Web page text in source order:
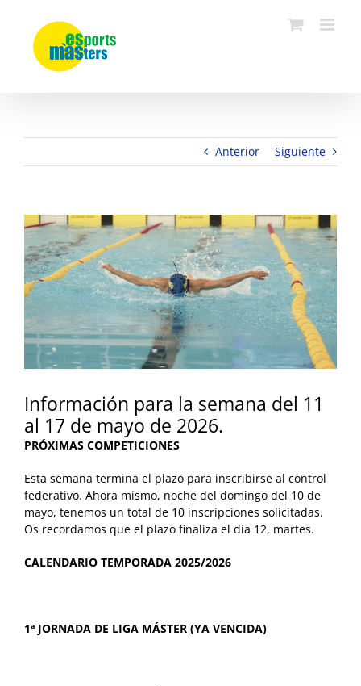
contenido
Anterior Siguiente
Información para la semana del 11
al 17 de mayo de 2026.
PRÓXIMAS COMPETICIONES
Esta semana termina el plazo para inscribirse al control
federativo. Ahora mismo, noche del domingo del 10 de
mayo, tenemos un total de 10 inscripciones solicitadas.
Os recordamos que el plazo finaliza el día 12, martes.
CALENDARIO TEMPORADA 2025/2026
1ª JORNADA DE LIGA MÁSTER (YA VENCIDA)